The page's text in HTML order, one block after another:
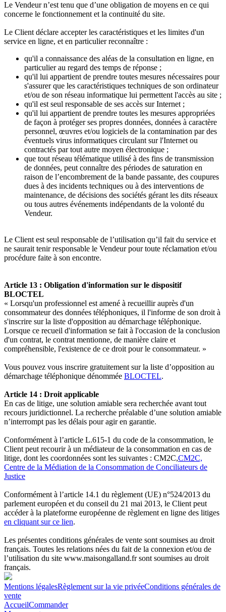
Le Vendeur n’est tenu que d’une obligation de moyens en ce qui
concerne le fonctionnement et la continuité du site.
Le Client déclare accepter les caractéristiques et les limites d'un
service en ligne, et en particulier reconnaître :
qu'il a connaissance des aléas de la consultation en ligne, en
particulier au regard des temps de réponse ;
qu'il lui appartient de prendre toutes mesures nécessaires pour
s'assurer que les caractéristiques techniques de son ordinateur
et/ou de son réseau informatique lui permettent l'accès au site ;
qu'il est seul responsable de ses accès sur Internet ;
qu'il lui appartient de prendre toutes les mesures appropriées
de façon à protéger ses propres données, données à caractère
personnel, œuvres et/ou logiciels de la contamination par des
éventuels virus informatiques circulant sur l'Internet ou
contractés par tout autre moyen électronique ;
que tout réseau télématique utilisé à des fins de transmission
de données, peut connaître des périodes de saturation en
raison de l’encombrement de la bande passante, des coupures
dues à des incidents techniques ou à des interventions de
maintenance, de décisions des sociétés gérant les dits réseaux
ou tous autres événements indépendants de la volonté du
Vendeur.
Le Client est seul responsable de l’utilisation qu’il fait du service et
ne saurait tenir responsable le Vendeur pour toute réclamation et/ou
procédure faite à son encontre.
Article 13 : Obligation d'information sur le dispositif
BLOCTEL
« Lorsqu'un professionnel est amené à recueillir auprès d'un
consommateur des données téléphoniques, il l'informe de son droit à
s'inscrire sur la liste d'opposition au démarchage téléphonique.
Lorsque ce recueil d'information se fait à l'occasion de la conclusion
d'un contrat, le contrat mentionne, de manière claire et
compréhensible, l'existence de ce droit pour le consommateur. »
Vous pouvez vous inscrire gratuitement sur la liste d’opposition au
démarchage téléphonique dénommée BLOCTEL.
Article 14 : Droit applicable
En cas de litige, une solution amiable sera recherchée avant tout
recours juridictionnel. La recherche préalable d’une solution amiable
n’interrompt pas les délais pour agir en garantie.
Conformément à l’article L.615-1 du code de la consommation, le
Client peut recourir à un médiateur de la consommation en cas de
litige, dont les coordonnées sont les suivantes : CM2C,CM2C,
Centre de la Médiation de la Consommation de Conciliateurs de
Justice
Conformément à l’article 14.1 du règlement (UE) n°524/2013 du
parlement européen et du conseil du 21 mai 2013, le Client peut
accéder à la plateforme européenne de règlement en ligne des litiges
en cliquant sur ce lien.
Les présentes conditions générales de vente sont soumises au droit
français. Toutes les relations nées du fait de la connexion et/ou de
l’utilisation du site www.maisongalland.fr sont soumises au droit
français.
Mentions légalesRèglement sur la vie privéeConditions générales de
vente
AccueilCommander